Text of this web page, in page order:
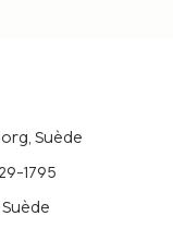
Suède
1795